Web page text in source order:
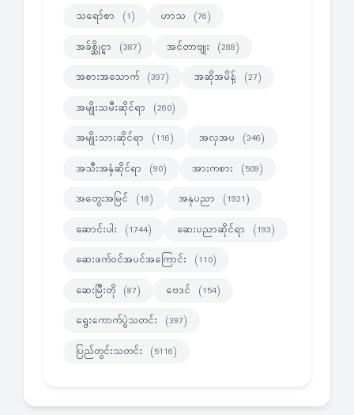
သရော်စာ (1) ဟာသ (76)
အခ်စ္ဆိုင္ရာ (387) အင်တာဗျုး (288)
အစားအသောက် (397) အဆိုအမိန့် (27)
အမျိုးသမီးဆိုင်ရာ (260)
အမျိုးသားဆိုင်ရာ (116) အလှအပ (346)
အသီးအနှံဆိုင်ရာ (90) အားကစား (509)
အတွေးအမြင် (18) အနုပညာ (1921)
ဆောင်းပါး (1744) ဆေးပညာဆိုင်ရာ (193)
ဆေးဖက်ဝင်အပင်အကြောင်း (110)
ဆေးမြီးတို (87) ဗေဒင် (154)
ရွေးကောက်ပွဲသတင်း (397)
ပြည်တွင်းသတင်း (5116)